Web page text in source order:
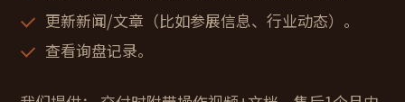
更新新闻/文章（比如参展信息、行业动态）。
查看询盘记录。